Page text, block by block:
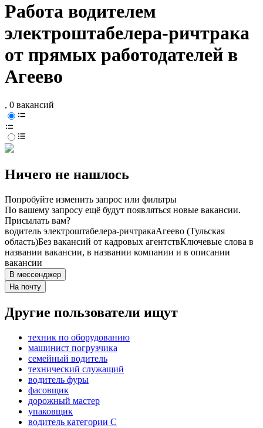
Работа водителем
электроштабелера-ричтрака
от прямых работодателей в
Агеево
, 0 вакансий
Ничего не нашлось
Попробуйте изменить запрос или фильтры
По вашему запросу ещё будут появляться новые вакансии.
Присылать вам?
водитель электроштабелера-ричтракаАгеево (Тульская
область)Без вакансий от кадровых агентствКлючевые слова в
названии вакансии, в названии компании и в описании
вакансии
В мессенджер
На почту
Другие пользователи ищут
техник по оборудованию
машинист погрузчика
семейный водитель
технический служащий
водитель фуры
фасовщик
дорожный мастер
упаковщик
водитель категории C